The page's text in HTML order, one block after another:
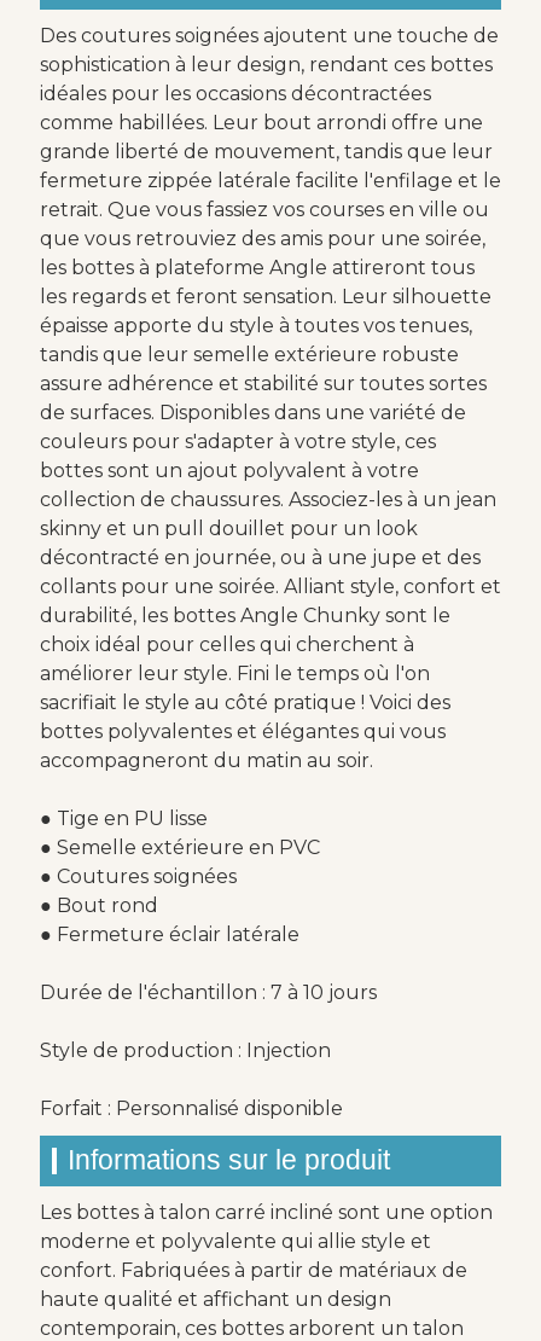
Des coutures soignées ajoutent une touche de
sophistication à leur design, rendant ces bottes
idéales pour les occasions décontractées
comme habillées. Leur bout arrondi offre une
grande liberté de mouvement, tandis que leur
fermeture zippée latérale facilite l'enfilage et le
retrait. Que vous fassiez vos courses en ville ou
que vous retrouviez des amis pour une soirée,
les bottes à plateforme Angle attireront tous
les regards et feront sensation. Leur silhouette
épaisse apporte du style à toutes vos tenues,
tandis que leur semelle extérieure robuste
assure adhérence et stabilité sur toutes sortes
de surfaces. Disponibles dans une variété de
couleurs pour s'adapter à votre style, ces
bottes sont un ajout polyvalent à votre
collection de chaussures. Associez-les à un jean
skinny et un pull douillet pour un look
décontracté en journée, ou à une jupe et des
collants pour une soirée. Alliant style, confort et
durabilité, les bottes Angle Chunky sont le
choix idéal pour celles qui cherchent à
améliorer leur style. Fini le temps où l'on
sacrifiait le style au côté pratique ! Voici des
bottes polyvalentes et élégantes qui vous
accompagneront du matin au soir.
● Tige en PU lisse
● Semelle extérieure en PVC
● Coutures soignées
● Bout rond
● Fermeture éclair latérale
Durée de l'échantillon : 7 à 10 jours
Style de production : Injection
Forfait : Personnalisé disponible
Informations sur le produit
Les bottes à talon carré incliné sont une option
moderne et polyvalente qui allie style et
confort. Fabriquées à partir de matériaux de
haute qualité et affichant un design
contemporain, ces bottes arborent un talon